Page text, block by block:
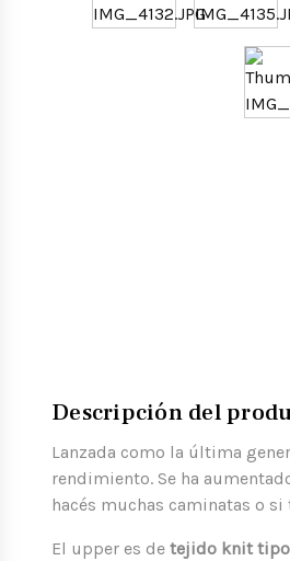
Descripción del
Lanzada como la última
rendimiento. Se ha
hacés muchas caminatas o
El upper es de tejido knit